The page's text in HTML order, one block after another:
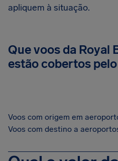
apliquem à situação.
Que voos da Royal
estão cobertos pelo
Voos com origem em
Voos com destino a